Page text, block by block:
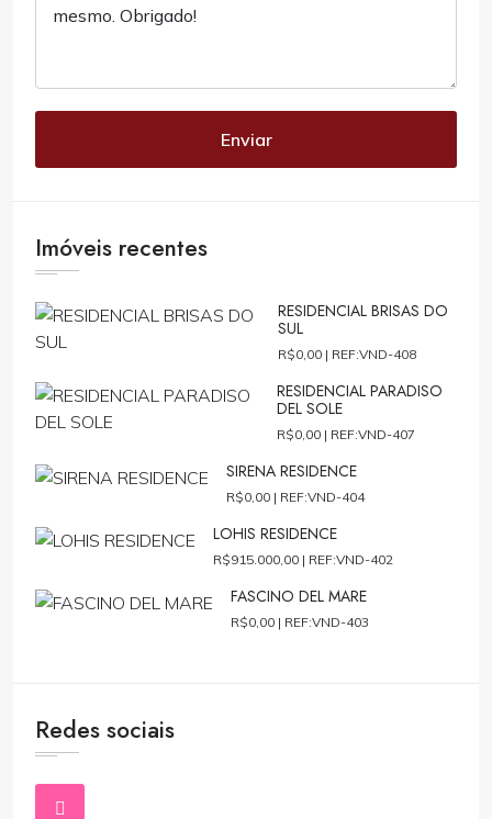
Enviar
Imóveis recentes
RESIDENCIAL BRISAS DO
SUL
R$0,00 | REF:VND-408
RESIDENCIAL PARADISO
DEL SOLE
R$0,00 | REF:VND-407
SIRENA RESIDENCE
R$0,00 | REF:VND-404
LOHIS RESIDENCE
R$915.000,00 | REF:VND-402
FASCINO DEL MARE
R$0,00 | REF:VND-403
Redes sociais